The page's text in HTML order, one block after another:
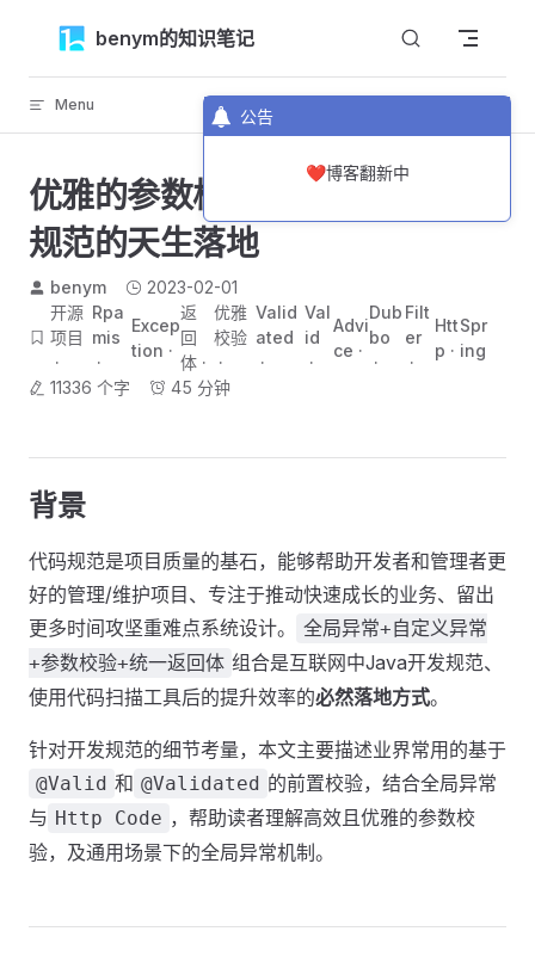
公告
❤️博客翻新中
Skip to contentbenym的知识笔记
Menu 返回顶部
优雅的参数校验与全局异常-代码
规范的天生落地
benym
2023-02-01
开源
项目
Rpa
mis
Excep
tion
返
回
体
优雅
校验
Valid
ated
Val
id
Advi
ce
Dub
bo
Filt
er
Htt
p
Spr
ing
11336 个字
45 分钟
背景
代码规范是项目质量的基石，能够帮助开发者和管理者更
好的管理/维护项目、专注于推动快速成长的业务、留出
更多时间攻坚重难点系统设计。
全局异常+自定义异常
+参数校验+统一返回体 组合是互联网中Java开发规范、
使用代码扫描工具后的提升效率的必然落地方式。
针对开发规范的细节考量，本文主要描述业界常用的基于
@Valid 和 @Validated 的前置校验，结合全局异常
与 Http Code ，帮助读者理解高效且优雅的参数校
验，及通用场景下的全局异常机制。